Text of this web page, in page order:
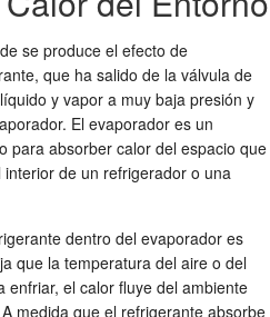
se produce el efecto de
que ha salido de la válvula de
y vapor a muy baja presión y
El evaporador es un
para absorber calor del espacio que
de un refrigerador o una
dentro del evaporador es
que la temperatura del aire o del
enfriar, el calor fluye del ambiente
medida que el refrigerante absorbe